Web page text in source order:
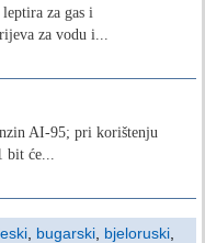
za gas i
za vodu i...
AI-95; pri korištenju
bit će...
bugarski bjeloruski